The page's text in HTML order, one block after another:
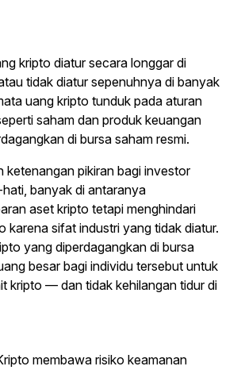
kripto diatur secara longgar di
tidak diatur sepenuhnya di banyak
uang kripto tunduk pada aturan
saham dan produk keuangan
di bursa saham resmi.
ketenangan pikiran bagi investor
banyak di antaranya
aset kripto tetapi menghindari
karena sifat industri yang tidak diatur.
yang diperdagangkan di bursa
besar bagi individu tersebut untuk
kripto — dan tidak kehilangan tidur di
membawa risiko keamanan